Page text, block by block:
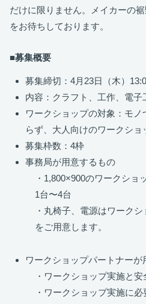
だけに限りません。メイカーの
をお待ちしております。
■募集概要
募集締切：4月23日（木）
内容：クラフト、工作、電
ワークショップの対象：モ
らず、大人向けのワークショ
募集枠数：4枠
事務局が用意するもの
・1,800×900のワークショ
1台〜4台
・丸椅子、電源はワーク
をご用意します。
ワークショップパートナーが
・ワークショップ実施と
・ワークショップ実施に